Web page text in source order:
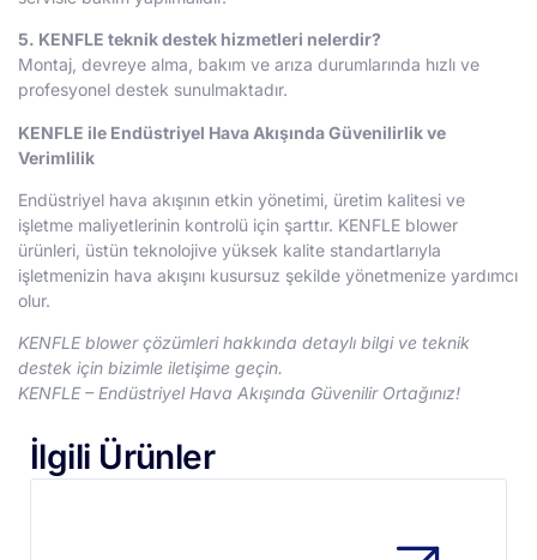
5. KENFLE teknik destek hizmetleri nelerdir?
Montaj, devreye alma, bakım ve arıza durumlarında hızlı ve
profesyonel destek sunulmaktadır.
KENFLE ile Endüstriyel Hava Akışında Güvenilirlik ve
Verimlilik
Endüstriyel hava akışının etkin yönetimi, üretim kalitesi ve
işletme maliyetlerinin kontrolü için şarttır. KENFLE blower
ürünleri, üstün teknolojive yüksek kalite standartlarıyla
işletmenizin hava akışını kusursuz şekilde yönetmenize yardımcı
olur.
KENFLE blower çözümleri hakkında detaylı bilgi ve teknik
destek için bizimle iletişime geçin.
KENFLE – Endüstriyel Hava Akışında Güvenilir Ortağınız!
İlgili Ürünler